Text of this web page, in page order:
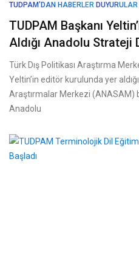
TUDPAM'DAN HABERLER DUYURULAR
TUDPAM Başkanı
Aldığı Anadolu Strateji
Türk Dış Politikası Araştırma
Yeltin’in editör kurulunda yer
Araştırmalar Merkezi
Anadolu